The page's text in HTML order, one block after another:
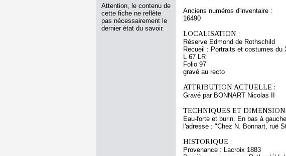
Attention, le contenu de
cette fiche ne reflète
pas nécessairement le
dernier état du savoir.
Anciens numéros d'inventaire :
16490
LOCALISATION :
Réserve Edmond de Rothschild
Recueil : Portraits et costumes du
L 67 LR
Folio 97
gravé au recto
ATTRIBUTION ACTUELLE :
Gravé par BONNART Nicolas II
TECHNIQUES ET
Eau-forte et burin. En bas à
l'adresse : "Chez N. Bonnart, ruë
HISTORIQUE :
Provenance : Lacroix 1883